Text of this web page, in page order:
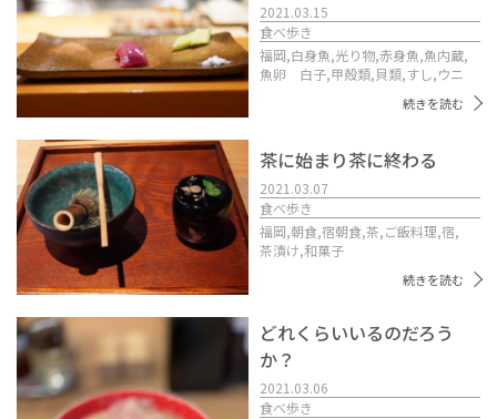
2021.03.15
食べ歩き
福岡,白身魚,光り物,赤身魚,魚内蔵,
魚卵 白子,甲殻類,貝類,すし,ウニ
続きを読む
茶に始まり茶に終わる
2021.03.07
食べ歩き
福岡,朝食,宿朝食,茶,ご飯料理,宿,
茶漬け,和菓子
続きを読む
どれくらいいるのだろう
か？
2021.03.06
食べ歩き